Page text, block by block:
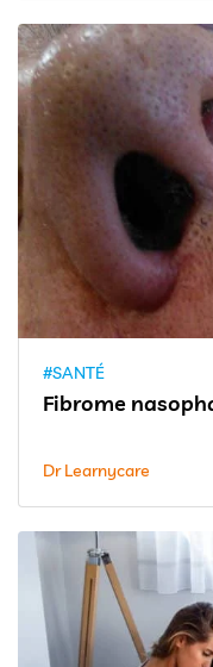
#SANTÉ
Fibrome
Dr Learnycare